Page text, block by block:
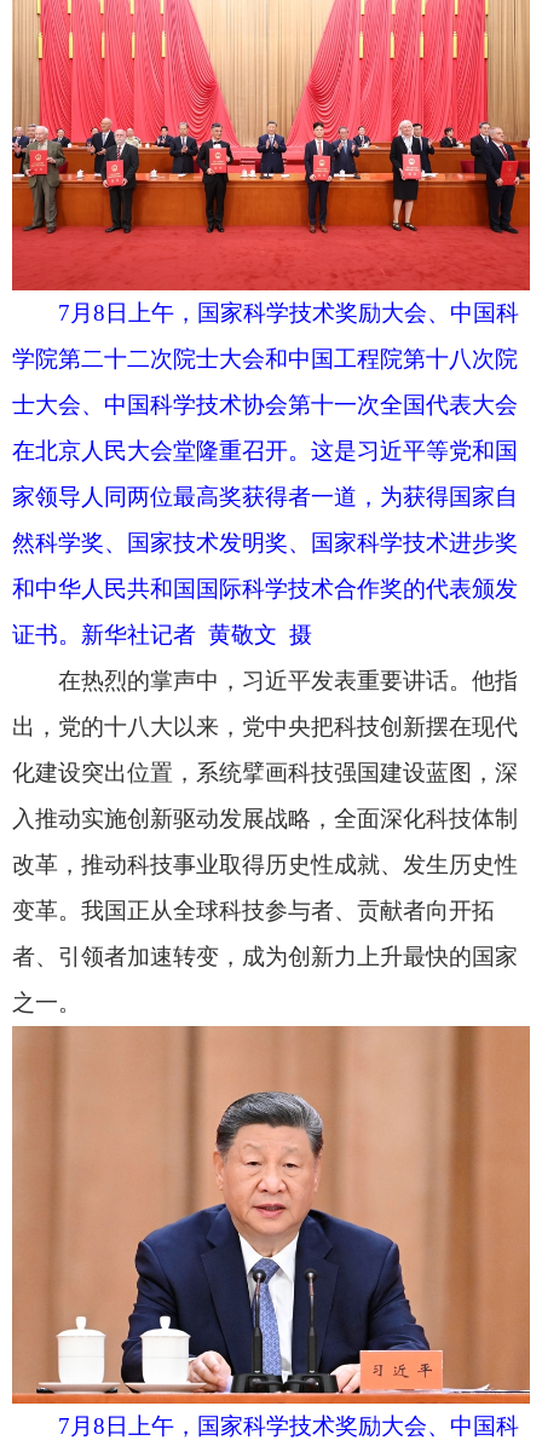
实施机制，强化科研基础条件自主保障。优化国家
战略科技力量功能定位和布局，推动任务协同、资
源共享、优势互补。加强对各层级科技工作的统筹
指导，形成央地协同、区域联动的制度安排。
习近平强调，要推动科技创新和产业创新深度
融合，打通科技加速向现实生产力转化的通道。科
技创新要突出应用导向，产业创新要提出科学问
题。加强国家技术转移体系建设，打造多元化应用
广应用和迭代升级。完善知识产权保护制度。构建
同科技创新相适应的科技金融体制。
习近平指出，科学的未来在青年，要优化科教
协同育人机制，大力培养优秀青年科技人才。加大
对科研人员支持力度，帮助解决实际困难，让他们
兴趣特长、科学素养、实验能力，吸引更多具有科
研潜质的青少年立志投身科技事业。
习近平强调，要提高科技创新投入效能，实现
投入规模增加与效能提升的统一。完善中央财政科
技经费分配和管理使用机制，健全重大科技任务央
目监督检查和绩效评估。引导企业增加研发投入，
调动更多社会力量支持科技创新。
习近平指出，要深化科技评价改革，用好科技
评价指挥棒。项目评审、机构评估、人才评价都要
强化创新能力、质量、实效、贡献导向。加快“破四
唯”，持续深化科教界“帽子”治理。大力弘扬科学家
习近平强调，要加强科技伦理和安全治理，推
动科技向上向善、安全可控、造福人民。完善政策
制度、法律法规和治理规范，健全多方参与、协同
共治的体制机制。明确重点领域伦理标准和指引，
加强科技安全风险研判、监测预警和应急响应。深
度参与全球科技治理，广泛宣介中国主张和中国方
习近平指出，推动我国科技事业欣欣向荣，需